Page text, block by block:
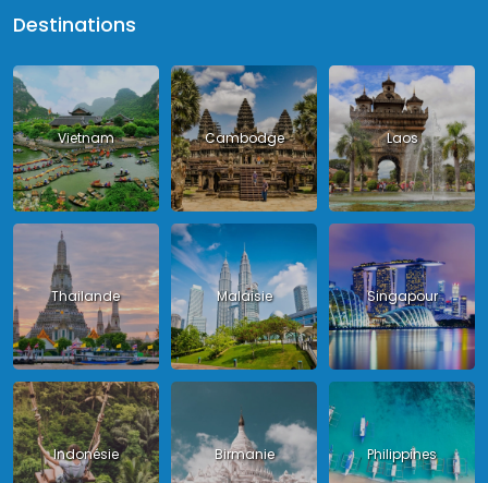
Destinations
Vietnam Cambodge Laos
Thailande Malaisie Singapour
Indonésie Birmanie Philippines